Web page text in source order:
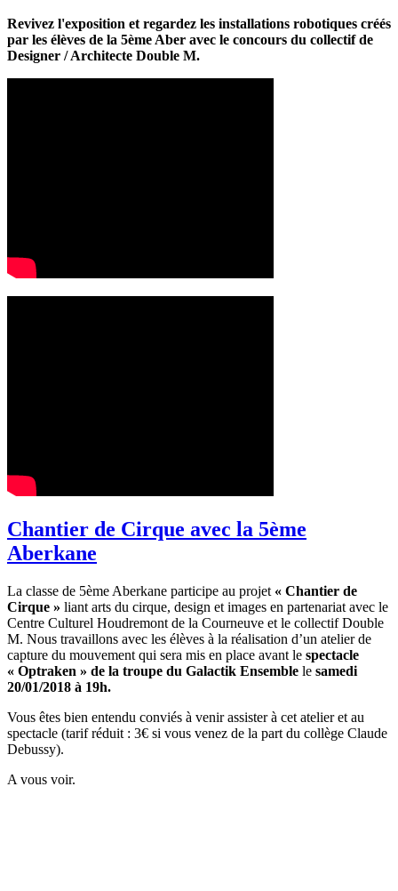
Revivez l'exposition et regardez les installations robotiques créés
par les élèves de la 5ème Aber avec le concours du collectif de
Designer / Architecte Double M.
Chantier de Cirque avec la 5ème
Aberkane
La classe de 5ème Aberkane participe au projet « Chantier de
Cirque » liant arts du cirque, design et images en partenariat avec le
Centre Culturel Houdremont de la Courneuve et le collectif Double
M. Nous travaillons avec les élèves à la réalisation d’un atelier de
capture du mouvement qui sera mis en place avant le spectacle
« Optraken » de la troupe du Galactik Ensemble le samedi
20/01/2018 à 19h.
Vous êtes bien entendu conviés à venir assister à cet atelier et au
spectacle (tarif réduit : 3€ si vous venez de la part du collège Claude
Debussy).
A vous voir.